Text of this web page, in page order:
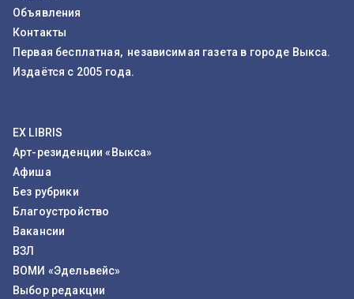
Объявления
Контакты
Первая бесплатная, независимая газета в городе Выкса.
Издаётся с 2005 года.
EX LIBRIS
Арт-резиденции «Выкса»
Афиша
Без рубрики
Благоустройство
Вакансии
ВЗЛ
ВОМИ «Эдельвейс»
Выбор редакции